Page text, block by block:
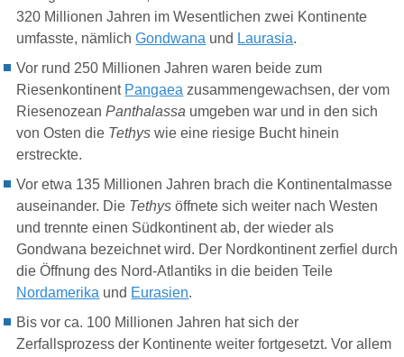
320 Millionen Jahren im Wesentlichen zwei Kontinente
umfasste, nämlichGondwana und Laurasia.
Vor rund 250 Millionen Jahren waren beide zum
Riesenkontinent Pangaea zusammengewachsen, der vom
RiesenozeanPanthalassa umgeben war und in den sich
von Osten die Tethys wie eine riesige Bucht hinein
erstreckte.
Vor etwa 135 Millionen Jahren brach die Kontinentalmasse
auseinander. Die Tethys öffnete sich weiter nach Westen
und trennte einen Südkontinent ab, der wieder als
Gondwana bezeichnet wird. Der Nordkontinent zerfiel durch
die Öffnung des Nord-Atlantiks in die beiden Teile
Nordamerika und Eurasien.
Bis vor ca. 100 Millionen Jahren hat sich der
Zerfallsprozess der Kontinente weiter fortgesetzt. Vor allem